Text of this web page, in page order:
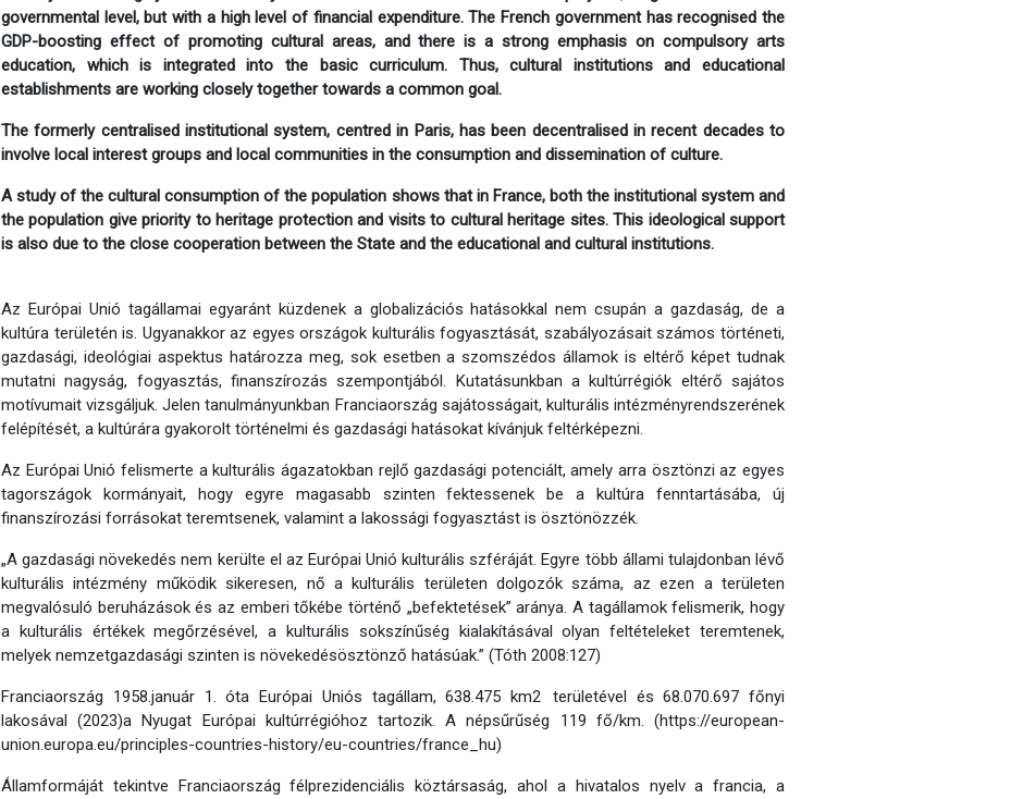
governmental level, but with a high level of financial expenditure. The French government has recognised the
GDP-boosting effect of promoting cultural areas, and there is a strong emphasis on compulsory arts
education, which is integrated into the basic curriculum. Thus, cultural institutions and educational
establishments are working closely together towards a common goal.
The formerly centralised institutional system, centred in Paris, has been decentralised in recent decades to
involve local interest groups and local communities in the consumption and dissemination of culture.
A study of the cultural consumption of the population shows that in France, both the institutional system and
the population give priority to heritage protection and visits to cultural heritage sites. This ideological support
is also due to the close cooperation between the State and the educational and cultural institutions.
Az Európai Unió tagállamai egyaránt küzdenek a globalizációs hatásokkal nem csupán a gazdaság, de a
kultúra területén is. Ugyanakkor az egyes országok kulturális fogyasztását, szabályozásait számos történeti,
gazdasági, ideológiai aspektus határozza meg, sok esetben a szomszédos államok is eltérő képet tudnak
mutatni nagyság, fogyasztás, finanszírozás szempontjából. Kutatásunkban a kultúrrégiók eltérő sajátos
motívumait vizsgáljuk. Jelen tanulmányunkban Franciaország sajátosságait, kulturális intézményrendszerének
felépítését, a kultúrára gyakorolt történelmi és gazdasági hatásokat kívánjuk feltérképezni.
Az Európai Unió felismerte a kulturális ágazatokban rejlő gazdasági potenciált, amely arra ösztönzi az egyes
tagországok kormányait, hogy egyre magasabb szinten fektessenek be a kultúra fenntartásába, új
finanszírozási forrásokat teremtsenek, valamint a lakossági fogyasztást is ösztönözzék.
„A gazdasági növekedés nem kerülte el az Európai Unió kulturális szféráját. Egyre több állami tulajdonban lévő
kulturális intézmény működik sikeresen, nő a kulturális területen dolgozók száma, az ezen a területen
megvalósuló beruházások és az emberi tőkébe történő „befektetések” aránya. A tagállamok felismerik, hogy
a kulturális értékek megőrzésével, a kulturális sokszínűség kialakításával olyan feltételeket teremtenek,
melyek nemzetgazdasági szinten is növekedésösztönző hatásúak.” (Tóth 2008:127)
Franciaország 1958.január 1. óta Európai Uniós tagállam, 638.475 km2 területével és 68.070.697 főnyi
lakosával (2023)a Nyugat Európai kultúrrégióhoz tartozik. A népsűrűség 119 fő/km. (https://european-
union.europa.eu/principles-countries-history/eu-countries/france_hu)
Államformáját tekintve Franciaország félprezidenciális köztársaság, ahol a hivatalos nyelv a francia, a